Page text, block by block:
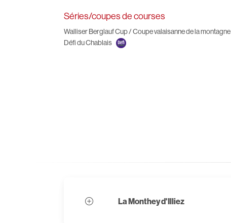
Séries/coupes de courses
Walliser Berglauf Cup / Coupe valaisanne de la montagne
Défi du Chablais
La Monthey d'Illiez